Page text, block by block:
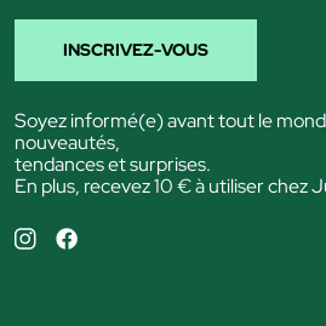
INSCRIVEZ-VOUS
Soyez informé(e) avant tout le
nouveautés,
tendances et surprises.
En plus, recevez 10 € à utiliser chez